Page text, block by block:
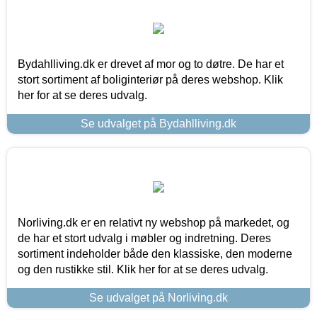
Bydahlliving.dk er drevet af mor og to døtre. De har et
stort sortiment af boliginteriør på deres webshop. Klik
her for at se deres udvalg.
Se udvalget på Bydahlliving.dk
Norliving.dk er en relativt ny webshop på markedet, og
de har et stort udvalg i møbler og indretning. Deres
sortiment indeholder både den klassiske, den moderne
og den rustikke stil. Klik her for at se deres udvalg.
Se udvalget på Norliving.dk